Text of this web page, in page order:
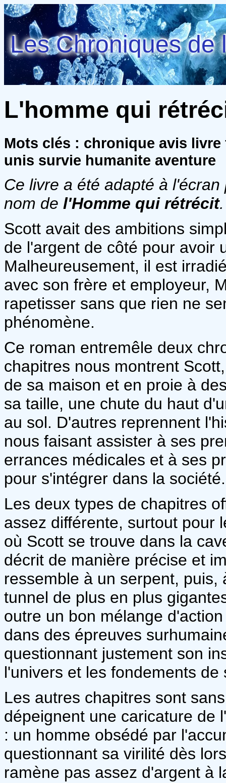
Les Chroniques de
L'homme qui
Mots clés : chronique avis
unis survie humanite aventure
Ce livre a été adapté à
nom de l'Homme qui rétrécit.
Scott avait des ambitions
de l'argent de côté pour avoir
Malheureusement, il est
avec son frère et employeur,
rapetisser sans que rien ne
phénomène.
Ce roman entremêle deux
chapitres nous montrent
de sa maison et en proie à
sa taille, une chute du haut
au sol. D'autres reprennent
nous faisant assister à ses
errances médicales et à ses
pour s'intégrer dans la société.
Les deux types de chapitres
assez différente, surtout pour
où Scott se trouve dans la
décrit de manière précise et
ressemble à un serpent,
tunnel de plus en plus
outre un bon mélange
dans des épreuves
questionnant justement son
l'univers et les fondements de
Les autres chapitres sont
dépeignent une caricature de
: un homme obsédé par
questionnant sa virilité dès
ramène pas assez d'argent à